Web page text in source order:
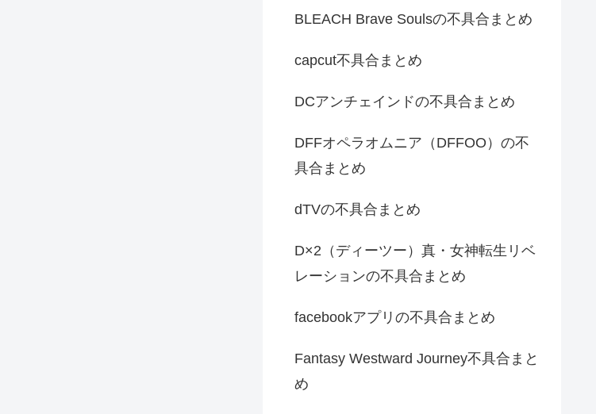
BLEACH Brave Soulsの不具合まとめ
capcut不具合まとめ
DCアンチェインドの不具合まとめ
DFFオペラオムニア（DFFOO）の不
具合まとめ
dTVの不具合まとめ
D×2（ディーツー）真・女神転生リベ
レーションの不具合まとめ
facebookアプリの不具合まとめ
Fantasy Westward Journey不具合まと
め